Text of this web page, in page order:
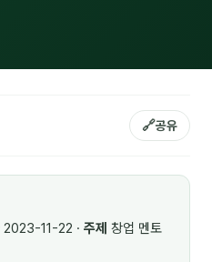
8
🔗공유
2023-11-22 · 주제 창업 멘토